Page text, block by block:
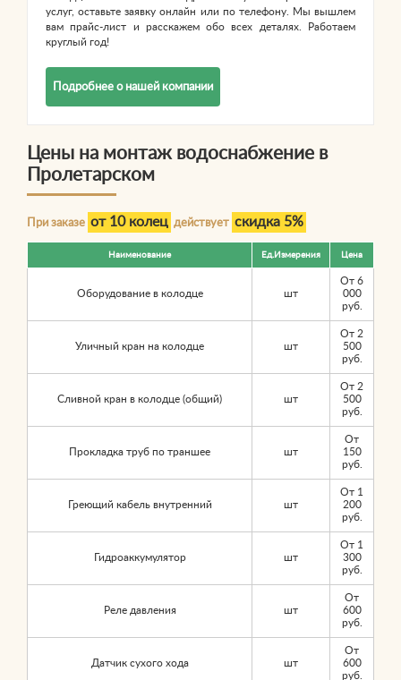
услуг, оставьте заявку онлайн или по телефону. Мы вышлем
вам прайс-лист и расскажем обо всех деталях. Работаем
круглый год!
Подробнее о нашей компании
Цены на монтаж водоснабжение в
Пролетарском
При заказе от 10 колец действует скидка 5%
Наименование Ед.Измерения Цена
Оборудование в колодце шт
От 6
000
руб.
Уличный кран на колодце шт
От 2
500
руб.
Сливной кран в колодце (общий) шт
От 2
500
руб.
Прокладка труб по траншее шт
От
150
руб.
Греющий кабель внутренний шт
От 1
200
руб.
Гидроаккумулятор шт
От 1
300
руб.
Реле давления шт
От
600
руб.
Датчик сухого хода шт
От
600
руб.